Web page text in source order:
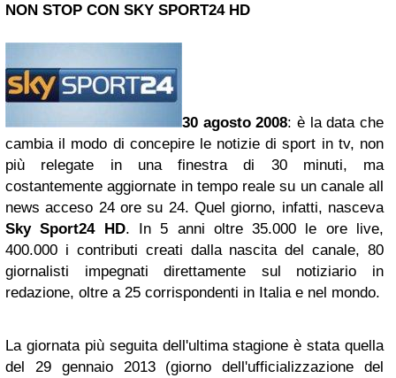
NON STOP CON SKY SPORT24 HD
30 agosto 2008: è la data che
cambia il modo di concepire le notizie di sport in tv, non
più relegate in una finestra di 30 minuti, ma
costantemente aggiornate in tempo reale su un canale all
news acceso 24 ore su 24. Quel giorno, infatti, nasceva
Sky Sport24 HD. In 5 anni oltre 35.000 le ore live,
400.000 i contributi creati dalla nascita del canale, 80
giornalisti impegnati direttamente sul notiziario in
redazione, oltre a 25 corrispondenti in Italia e nel mondo.
La giornata più seguita dell'ultima stagione è stata quella
del 29 gennaio 2013 (giorno dell'ufficializzazione del